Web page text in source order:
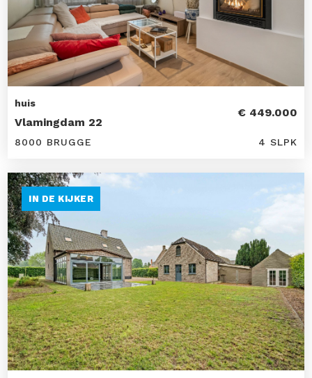
huis
Vlamingdam 22
€ 449.000
8000 BRUGGE 4 SLPK
IN DE KIJKER